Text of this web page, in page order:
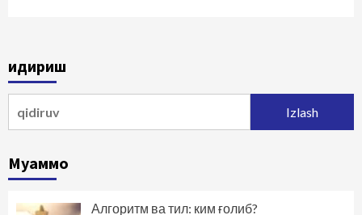
Қидириш
Муаммо
Алгоритм ва тил: ким ғолиб?